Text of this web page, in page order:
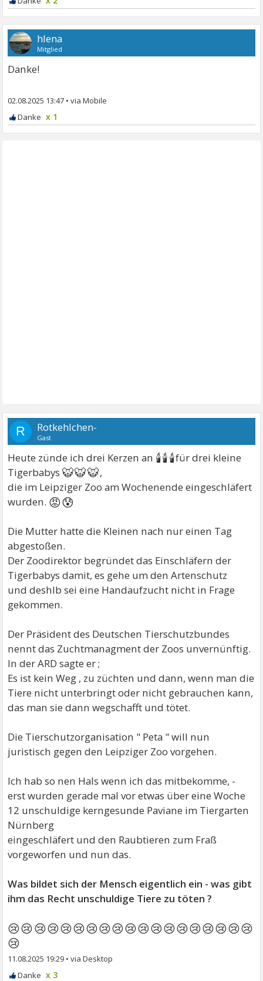
hlena
Mitglied
Danke!
02.08.2025 13:47 •
x 1
R Rotkehlchen-
Gast
Heute zünde ich drei Kerzen an 🕯🕯🕯für drei kleine
Tigerbabys🐯🐯🐯,
die im Leipziger Zoo am Wochenende eingeschläfert
wurden. 😡😰
Die Mutter hatte die Kleinen nach nur einen Tag
abgestoßen.
Der Zoodirektor begründet das Einschläfern der
Tigerbabys damit, es gehe um den Artenschutz
und deshlb sei eine Handaufzucht nicht in Frage
gekommen.
Der Präsident des Deutschen Tierschutzbundes
nennt das Zuchtmanagment der Zoos unvernünftig.
In der ARD sagte er ;
Es ist kein Weg , zu züchten und dann, wenn man die
Tiere nicht unterbringt oder nicht gebrauchen kann,
das man sie dann wegschafft und tötet.
Die Tierschutzorganisation " Peta " will nun
juristisch gegen den Leipziger Zoo vorgehen.
Ich hab so nen Hals wenn ich das mitbekomme, -
erst wurden gerade mal vor etwas über eine Woche
12 unschuldige kerngesunde Paviane im Tiergarten
Nürnberg
eingeschläfert und den Raubtieren zum Fraß
vorgeworfen und nun das.
Was bildet sich der Mensch eigentlich ein - was gibt
ihm das Recht unschuldige Tiere zu töten ?
😢😢😢😢😢😢😢😢😢😢😢😢😢😢😢😢😢😢😢
😢
11.08.2025 19:29 •
x 3